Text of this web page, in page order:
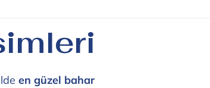
en güzel bahar